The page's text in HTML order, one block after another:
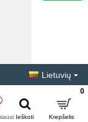
Lietuvių
0